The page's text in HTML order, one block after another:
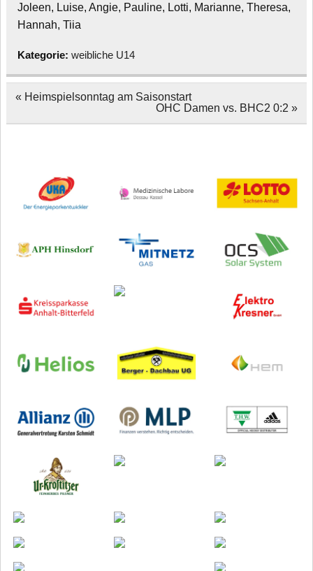
Joleen, Luise, Angie, Pauline, Lotti, Marianne, Theresa,
Hannah, Tiia
Kategorie: weibliche U14
Beitragsnavigation
« Heimspielsonntag am Saisonstart
OHC Damen vs. BHC2 0:2 »